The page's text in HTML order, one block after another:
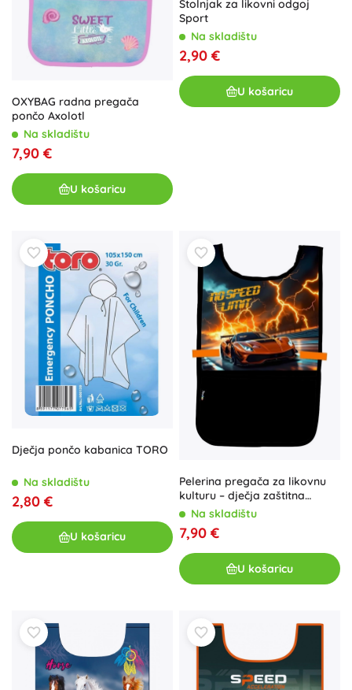
OXYBAG radna pregača
pončo Axolotl
Na skladištu
7,90 €
U košaricu
Stolnjak za likovni odgoj
Sport
Na skladištu
2,90 €
U košaricu
Dječja pončo kabanica TORO
Na skladištu
2,80 €
U košaricu
Pelerina pregača za likovnu
kulturu – dječja zaštitna
pregača
Na skladištu
7,90 €
U košaricu